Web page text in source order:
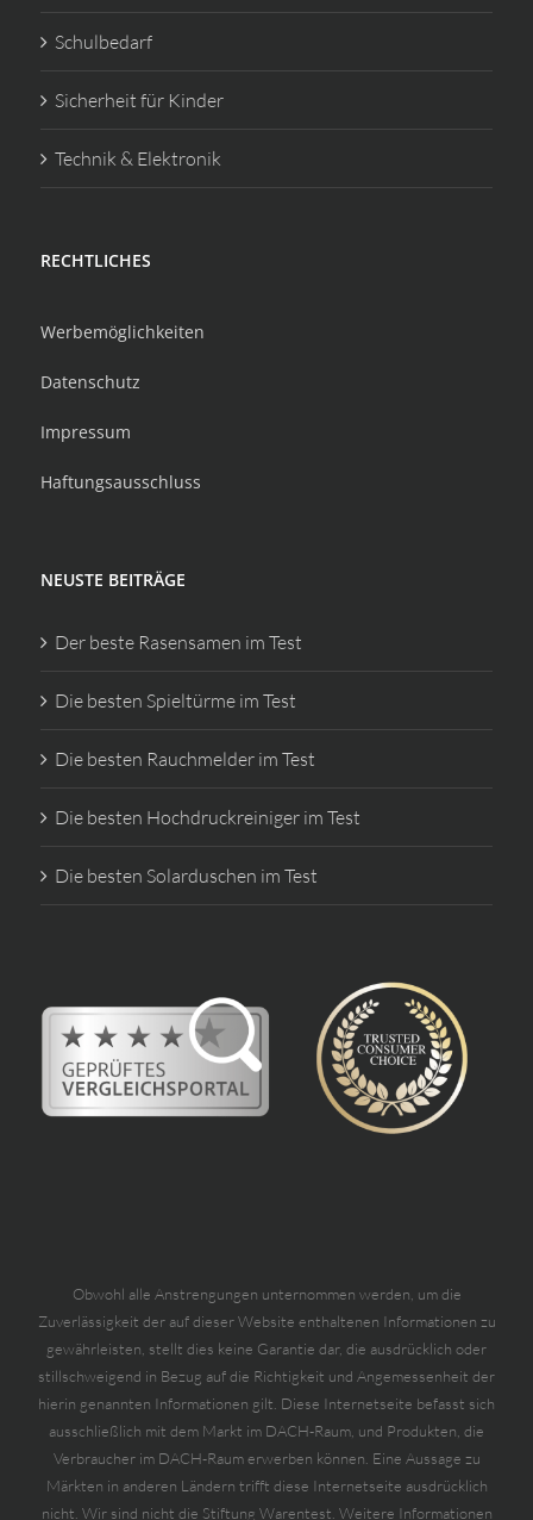
Schulbedarf
Sicherheit für Kinder
Technik & Elektronik
RECHTLICHES
Werbemöglichkeiten
Datenschutz
Impressum
Haftungsausschluss
NEUSTE BEITRÄGE
Der beste Rasensamen im Test
Die besten Spieltürme im Test
Die besten Rauchmelder im Test
Die besten Hochdruckreiniger im Test
Die besten Solarduschen im Test
Obwohl alle Anstrengungen unternommen werden, um die
Zuverlässigkeit der auf dieser Website enthaltenen Informationen zu
gewährleisten, stellt dies keine Garantie dar, die ausdrücklich oder
stillschweigend in Bezug auf die Richtigkeit und Angemessenheit der
hierin genannten Informationen gilt. Diese Internetseite befasst sich
ausschließlich mit dem Markt im DACH-Raum, und Produkten, die
Verbraucher im DACH-Raum erwerben können. Eine Aussage zu
Märkten in anderen Ländern trifft diese Internetseite ausdrücklich
nicht. Wir sind nicht die Stiftung Warentest. Weitere Informationen